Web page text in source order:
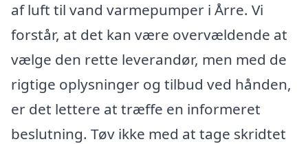
af luft til vand varmepumper i Årre. Vi
forstår, at det kan være overvældende at
vælge den rette leverandør, men med de
rigtige oplysninger og tilbud ved hånden,
er det lettere at træffe en informeret
beslutning. Tøv ikke med at tage skridtet